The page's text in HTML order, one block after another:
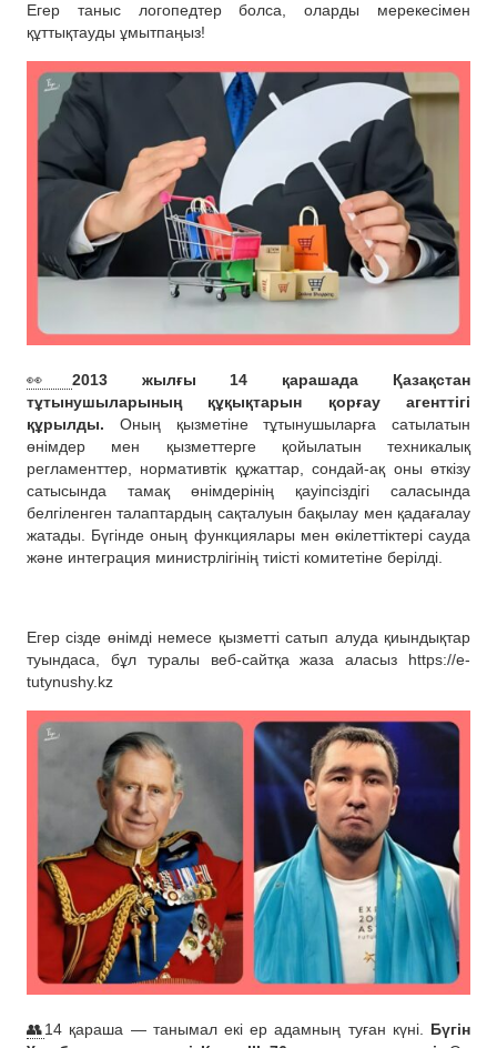
Егер таныс логопедтер болса, оларды мерекесімен
құттықтауды ұмытпаңыз!
👀 2013 жылғы 14 қарашада Қазақстан
тұтынушыларының құқықтарын қорғау агенттігі
құрылды. Оның қызметіне тұтынушыларға сатылатын
өнімдер мен қызметтерге қойылатын техникалық
регламенттер, нормативтік құжаттар, сондай-ақ оны өткізу
сатысында тамақ өнімдерінің қауіпсіздігі саласында
белгіленген талаптардың сақталуын бақылау мен қадағалау
жатады. Бүгінде оның функциялары мен өкілеттіктері сауда
және интеграция министрлігінің тиісті комитетіне берілді.
Егер сізде өнімді немесе қызметті сатып алуда қиындықтар
туындаса, бұл туралы веб-сайтқа жаза аласыз https://e-
tutynushy.kz
👥14 қараша — танымал екі ер адамның туған күні. Бүгін